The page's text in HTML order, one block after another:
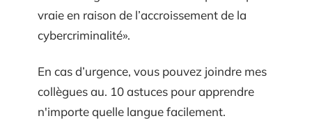
vraie en raison de l’accroissement de la
cybercriminalité».
En cas d’urgence, vous pouvez joindre mes
collègues au. 10 astuces pour apprendre
n'importe quelle langue facilement.